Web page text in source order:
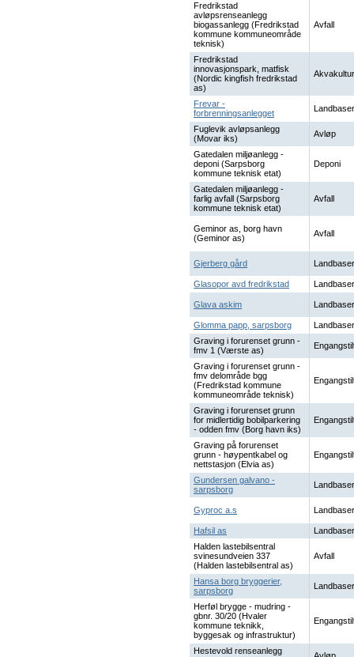
Fredrikstad
avløpsrenseanlegg
biogassanlegg (Fredrikstad
kommune kommuneområde
teknisk)
Avfall
Fredrikstad
innovasjonspark, matfisk
(Nordic kingfish fredrikstad
as)
Akvakultur
Frevar -
forbrenningsanlegget
Fuglevik avløpsanlegg
(Movar iks)
Avløp
Gatedalen miljøanlegg -
deponi (Sarpsborg
kommune teknisk etat)
Deponi
Gatedalen miljøanlegg -
farlig avfall (Sarpsborg
kommune teknisk etat)
Avfall
Geminor as, borg havn
(Geminor as)
Avfall
Gjerberg gård
Glasopor avd fredrikstad
Glava askim
Glomma papp, sarpsborg
Graving i forurenset grunn -
fmv 1 (Værste as)
Graving i forurenset grunn -
fmv delområde bgg
(Fredrikstad kommune
kommuneområde teknisk)
Graving i forurenset grunn
for midlertidig bobilparkering
- odden fmv (Borg havn iks)
Graving på forurenset
grunn - høypentkabel og
nettstasjon (Elvia as)
Gundersen galvano -
sarpsborg
Gyproc a.s
Hafsil as
Halden lastebilsentral
svinesundveien 337
(Halden lastebilsentral as)
Avfall
Hansa borg bryggerier,
sarpsborg
Herføl brygge - mudring -
gbnr. 30/20 (Hvaler
kommune teknikk,
byggesak og infrastruktur)
Hestevold renseanlegg